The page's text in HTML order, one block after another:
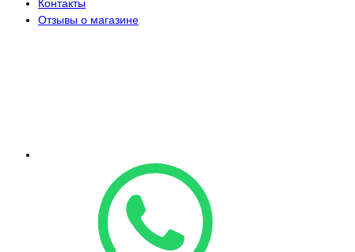
Контакты
Отзывы о магазине